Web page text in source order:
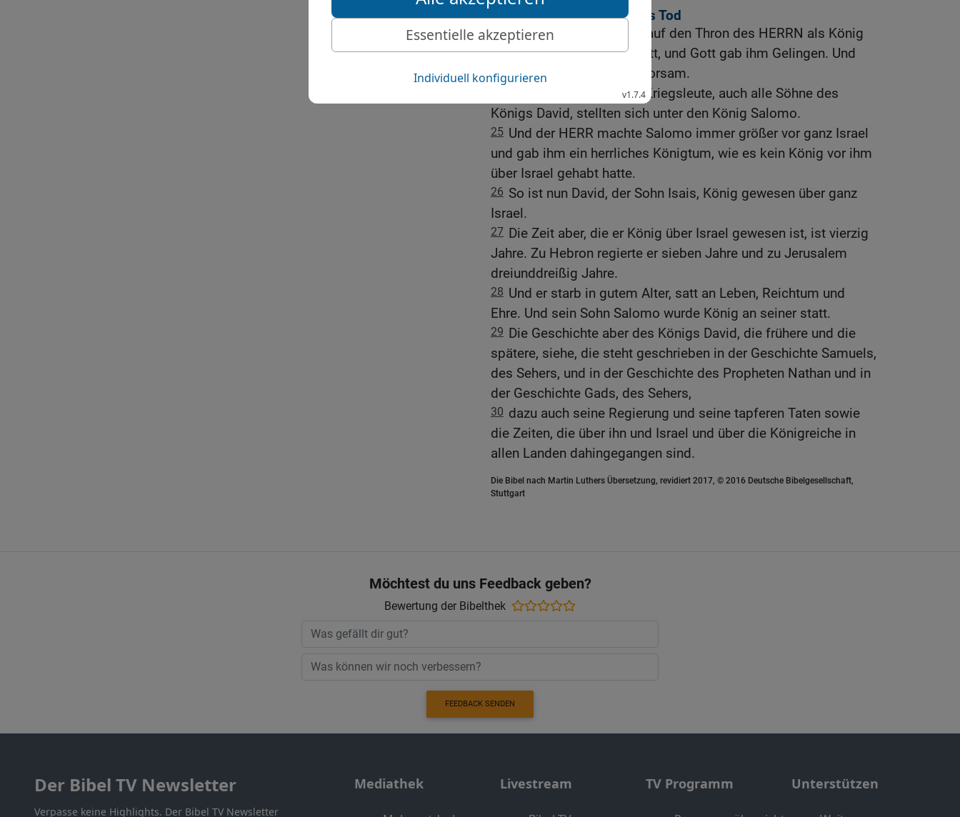
Salomo wird König. Davids Tod
23 So setzte sich Salomo auf den Thron des HERRN als König
an seines Vaters David statt, und Gott gab ihm Gelingen. Und
ganz Israel wurde ihm gehorsam.
Und alle Obersten und Kriegsleute, auch alle Söhne des
Königs David, stellten sich unter den König Salomo.
25 Und der HERR machte Salomo immer größer vor ganz Israel
und gab ihm ein herrliches Königtum, wie es kein König vor ihm
über Israel gehabt hatte.
26 So ist nun David, der Sohn Isais, König gewesen über ganz
Israel.
27 Die Zeit aber, die er König über Israel gewesen ist, ist vierzig
Jahre. Zu Hebron regierte er sieben Jahre und zu Jerusalem
dreiunddreißig Jahre.
28 Und er starb in gutem Alter, satt an Leben, Reichtum und
Ehre. Und sein Sohn Salomo wurde König an seiner statt.
29 Die Geschichte aber des Königs David, die frühere und die
spätere, siehe, die steht geschrieben in der Geschichte Samuels,
des Sehers, und in der Geschichte des Propheten Nathan und in
der Geschichte Gads, des Sehers,
30 dazu auch seine Regierung und seine tapferen Taten sowie
die Zeiten, die über ihn und Israel und über die Königreiche in
allen Landen dahingegangen sind.
Die Bibel nach Martin Luthers Übersetzung, revidiert 2017, © 2016 Deutsche Bibelgesellschaft,
Stuttgart
Möchtest du uns Feedback geben?
Bewertung der Bibelthek
FEEDBACK SENDEN
Der Bibel TV Newsletter
Verpasse keine Highlights. Der Bibel TV Newsletter
Mediathek Livestream TV Programm Unterstützen